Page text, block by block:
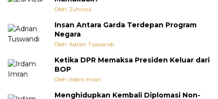
Oleh: Zuhrizul
Insan Antara Garda Terdepan Program
Negara
Oleh: Adrian Tuswandi
Ketika DPR Memaksa Presiden Keluar dari
BOP
Oleh: Irdam Imran
Menghidupkan Kembali Diplomasi Non-